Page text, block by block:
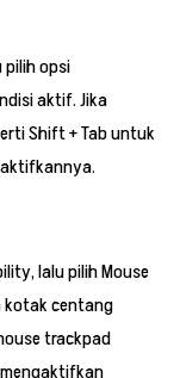
pilih opsi
aktif. Jika
Shift + Tab untuk
lalu pilih Mouse
kotak centang
trackpad